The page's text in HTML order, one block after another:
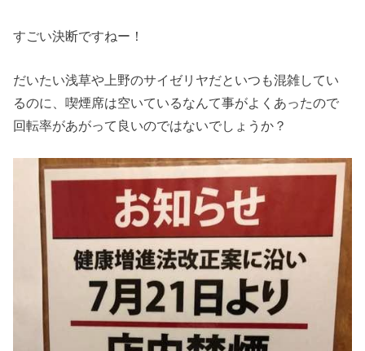
すごい決断ですねー！
だいたい浅草や上野のサイゼリヤだといつも混雑してい
るのに、喫煙席は空いているなんて事がよくあったので
回転率があがって良いのではないでしょうか？